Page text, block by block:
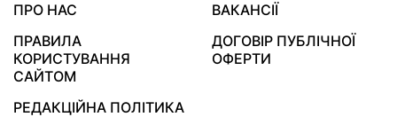
ПРО НАС
ВАКАНСІЇ
ПРАВИЛА
КОРИСТУВАННЯ
САЙТОМ
ДОГОВІР ПУБЛІЧНОЇ
ОФЕРТИ
РЕДАКЦІЙНА ПОЛІТИКА